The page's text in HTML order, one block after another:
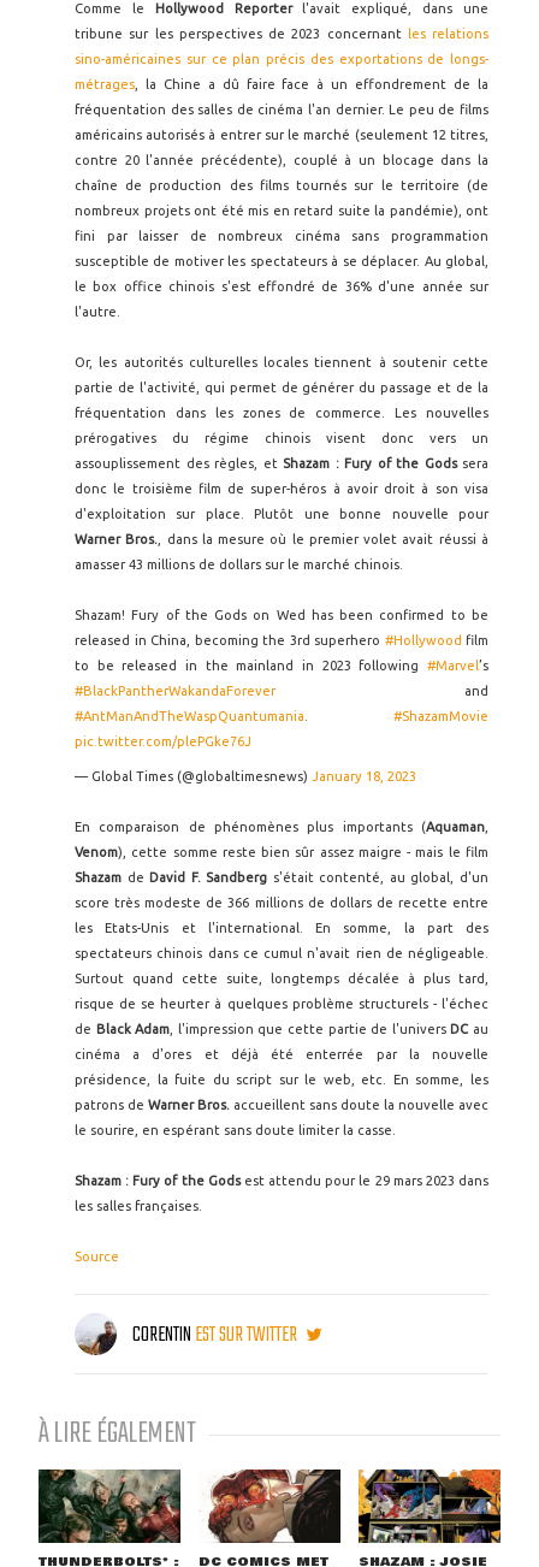
Comme le Hollywood Reporterl'avait expliqué, dans une
tribune sur les perspectives de 2023 concernant
les relations
sino-américaines sur ce plan précis des exportations de longs-
métrages , la Chine a dû faire face à un effondrement de la
fréquentation des salles de cinéma l'an dernier. Le peu de films
américains autorisés à entrer sur le marché (seulement 12 titres,
contre 20 l'année précédente), couplé à un blocage dans la
chaîne de production des films tournés sur le territoire (de
nombreux projets ont été mis en retard suite la pandémie), ont
fini par laisser de nombreux cinéma sans programmation
susceptible de motiver les spectateurs à se déplacer. Au global,
le box office chinois s'est effondré de 36% d'une année sur
l'autre.
Or, les autorités culturelles locales tiennent à soutenir cette
partie de l'activité, qui permet de générer du passage et de la
fréquentation dans les zones de commerce. Les nouvelles
prérogatives du régime chinois visent donc vers un
assouplissement des règles, et Shazam : Fury of the Godssera
donc le troisième film de super-héros à avoir droit à son visa
d'exploitation sur place. Plutôt une bonne nouvelle pour
Warner Bros.
, dans la mesure où le premier volet avait réussi à
amasser 43 millions de dollars sur le marché chinois.
Shazam! Fury of the Gods on Wed has been confirmed to be
released in China, becoming the 3rd superhero #Hollywood film
to be released in the mainland in 2023 following #Marvel ’s
#BlackPantherWakandaForeverand
#AntManAndTheWaspQuantumania
#ShazamMovie
pic.twitter.com/plePGke76J
— Global Times (@globaltimesnews) January 18, 2023
En comparaison de phénomènes plus importants (Aquaman
Venom), cette somme reste bien sûr assez maigre - mais le film
Shazam de David F. Sandberg s'était contenté, au global, d'un
score très modeste de 366 millions de dollars de recette entre
les Etats-Unis et l'international. En somme, la part des
spectateurs chinois dans ce cumul n'avait rien de négligeable.
Surtout quand cette suite, longtemps décalée à plus tard,
risque de se heurter à quelques problème structurels - l'échec
de Black Adam , l'impression que cette partie de l'univers DC au
cinéma a d'ores et déjà été enterrée par la nouvelle
présidence, la fuite du script sur le web, etc. En somme, les
patrons de Warner Bros. accueillent sans doute la nouvelle avec
le sourire, en espérant sans doute limiter la casse.
Shazam : Fury of the Godsest attendu pour le 29 mars 2023 dans
les salles françaises.
Source
CORENTINEST SUR TWITTER
À LIRE ÉGALEMENT
THUNDERBOLTS* : DC COMICS MET SHAZAM : JOSIE